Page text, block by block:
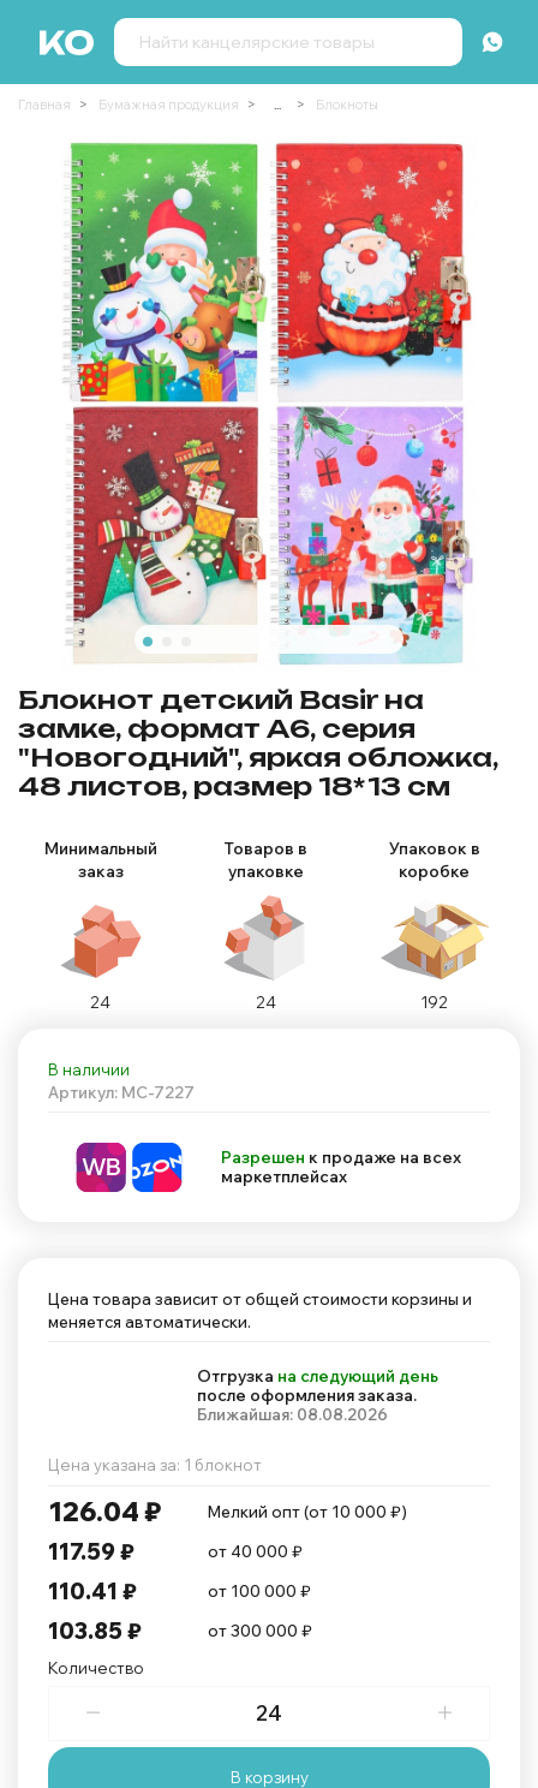
Главная Бумажная продукция ... Блокноты
В наличии
Артикул: МС-7227
Разрешен к продаже на всех
маркетплейсах
Цена товара зависит от общей стоимости корзины и
меняется автоматически.
Отгрузка на следующий день
после оформления заказа.
Ближайшая: 08.08.2026
Цена указана за: 1 блокнот
126.04 ₽ Мелкий опт (от 10 000 ₽)
117.59 ₽ от 40 000 ₽
110.41 ₽ от 100 000 ₽
103.85 ₽
от 300 000 ₽
Количество
В корзину
Блокнот детский Basir на
замке, формат А6, серия
"Новогодний", яркая обложка,
48 листов, размер 18*13 см
Минимальный
заказ
Товаров в
упаковке
Упаковок в
коробке
24 24 192